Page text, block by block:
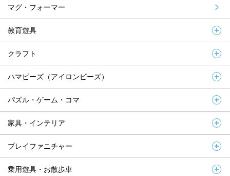
マグ・フォーマー
教育遊具
クラフト
ハマビーズ（アイロンビーズ）
パズル・ゲーム・コマ
家具・インテリア
プレイファニチャー
乗用遊具・お散歩車